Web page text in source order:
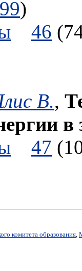
)
46
В.,
47
комитета образования,